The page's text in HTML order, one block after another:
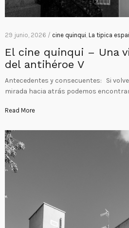
29 junio, 2026 / cine quinqui, La tipica
El cine quinqui – Una
del antihéroe V
Antecedentes y consecuentes: Si
mirada hacia atrás podemos
Read More